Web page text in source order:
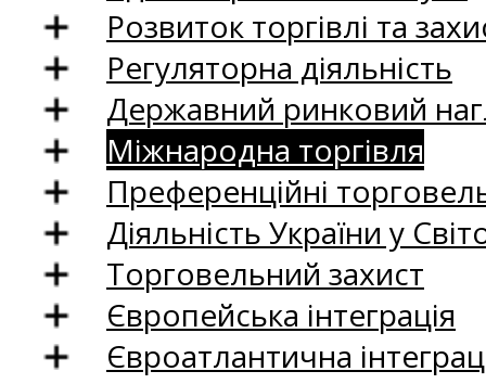
Розвиток торгівлі та
Регуляторна діяльність
Державний ринковий
Міжнародна торгівля
Преференційні
Діяльність України у
Торговельний захист
Європейська інтеграція
Євроатлантична